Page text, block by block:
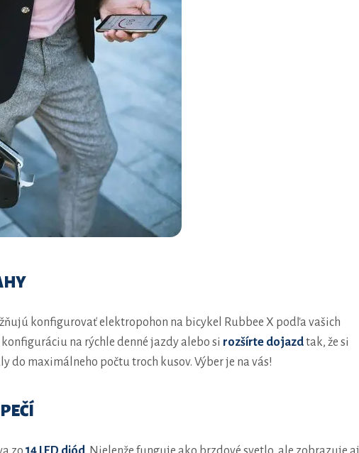
konfigurovať elektropohon na bicykel Rubbee X podľa vašich
na rýchle denné jazdy alebo si rozšírte dojazdtak, že si
maximálneho počtu troch kusov. Výber je na vás!